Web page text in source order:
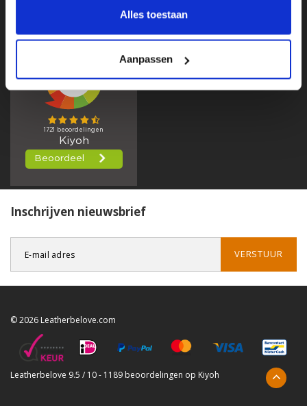
Alles toestaan
Aanpassen
Inschrijven nieuwsbrief
VERSTUUR
© 2026 Leatherbelove.com
Leatherbelove 9.5 / 10- 1189 beoordelingen op Kiyoh